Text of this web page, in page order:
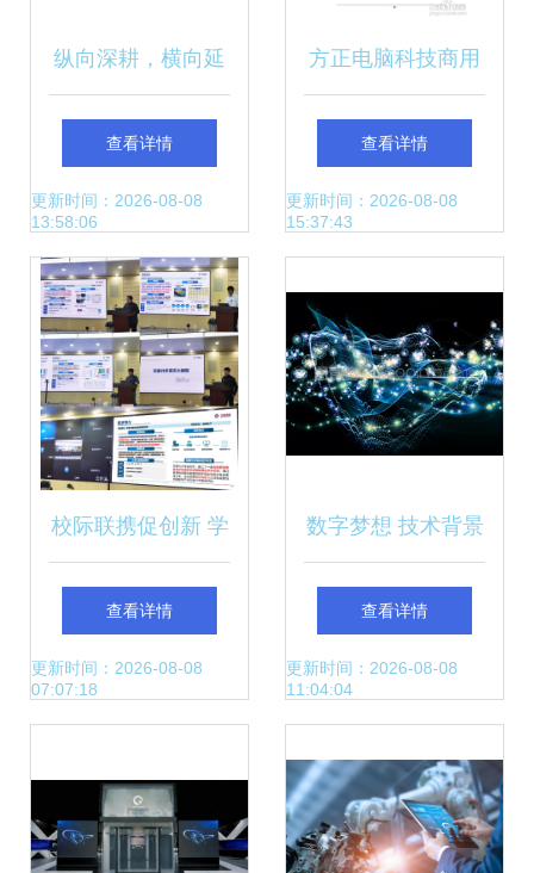
纵向深耕，横向延
伸 AI科技2022年步
入深水区的多维探
索
查看详情
更新时间：2026-08-08
13:58:06
方正电脑科技商用
台式机 科技赋能高
效办公，开启稳定
查看详情
更新时间：2026-08-08
15:37:43
校际联携促创新 学
校赴中海油推介勘
探开发领域人工智
查看详情
更新时间：2026-08-08
07:07:18
数字梦想 技术背景
与虚拟可视化融合
下的计算机科技未
查看详情
更新时间：2026-08-08
11:04:04